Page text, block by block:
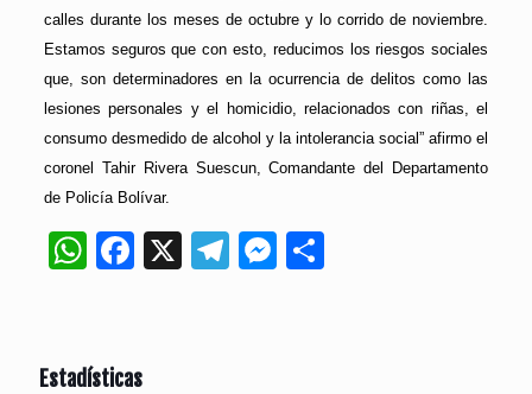
calles durante los meses de octubre y lo corrido de noviembre.
Estamos seguros que con esto, reducimos los riesgos sociales
que, son determinadores en la ocurrencia de delitos como las
lesiones personales y el homicidio, relacionados con riñas, el
consumo desmedido de alcohol y la intolerancia social” afirmo el
coronel Tahir Rivera Suescun, Comandante del Departamento
de Policía Bolívar.
WhatsApp
Facebook
X Telegram
Messenger
Estadísticas